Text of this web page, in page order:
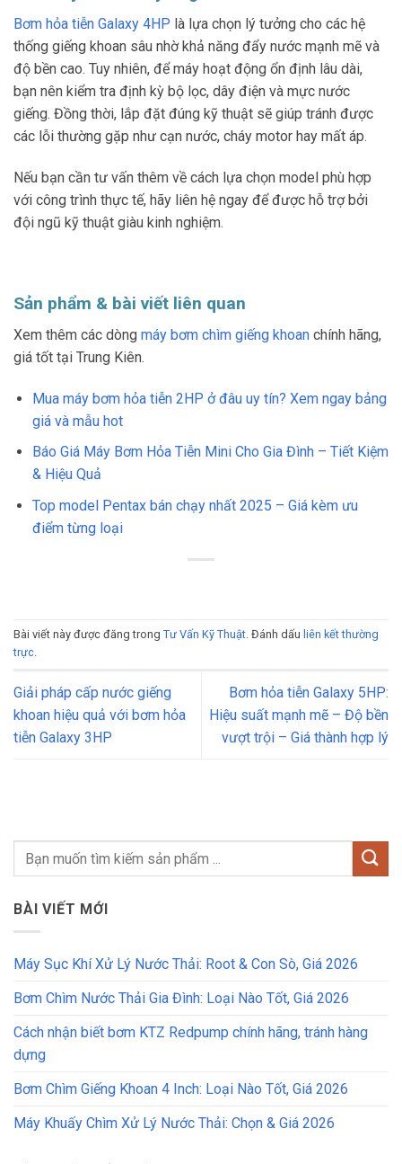
Bơm hỏa tiễn Galaxy 4HP là lựa chọn lý tưởng cho các hệ
thống giếng khoan sâu nhờ khả năng đẩy nước mạnh mẽ và
độ bền cao. Tuy nhiên, để máy hoạt động ổn định lâu dài,
bạn nên kiểm tra định kỳ bộ lọc, dây điện và mực nước
giếng. Đồng thời, lắp đặt đúng kỹ thuật sẽ giúp tránh được
các lỗi thường gặp như cạn nước, cháy motor hay mất áp.
Nếu bạn cần tư vấn thêm về cách lựa chọn model phù hợp
với công trình thực tế, hãy liên hệ ngay để được hỗ trợ bởi
đội ngũ kỹ thuật giàu kinh nghiệm.
Sản phẩm & bài viết liên quan
Xem thêm các dòng máy bơm chìm giếng khoan chính hãng,
giá tốt tại Trung Kiên.
Mua máy bơm hỏa tiễn 2HP ở đâu uy tín? Xem ngay bảng
giá và mẫu hot
Báo Giá Máy Bơm Hỏa Tiễn Mini Cho Gia Đình – Tiết Kiệm
& Hiệu Quả
Top model Pentax bán chạy nhất 2025 – Giá kèm ưu
điểm từng loại
Bài viết này được đăng trong Tư Vấn Kỹ Thuật . Đánh dấu liên kết thường
trực
Giải pháp cấp nước giếng
khoan hiệu quả với bơm hỏa
tiễn Galaxy 3HP
Bơm hỏa tiễn Galaxy 5HP:
Hiệu suất mạnh mẽ – Độ bền
vượt trội – Giá thành hợp lý
BÀI VIẾT MỚI
Máy Sục Khí Xử Lý Nước Thải: Root & Con Sò, Giá 2026
Bơm Chìm Nước Thải Gia Đình: Loại Nào Tốt, Giá 2026
Cách nhận biết bơm KTZ Redpump chính hãng, tránh hàng
dựng
Bơm Chìm Giếng Khoan 4 Inch: Loại Nào Tốt, Giá 2026
Máy Khuấy Chìm Xử Lý Nước Thải: Chọn & Giá 2026